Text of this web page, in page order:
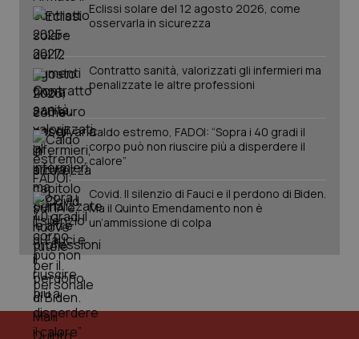
Eclissi solare del 12 agosto 2026, come
osservarla in sicurezza
Contratto sanità, valorizzati gli infermieri ma
penalizzate le altre professioni
Caldo estremo, FADOI: “Sopra i 40 gradi il
corpo può non riuscire più a disperdere il
calore”
Covid. Il silenzio di Fauci e il perdono di Biden.
Ma il Quinto Emendamento non è
un’ammissione di colpa
tracking-sites-ironfish-
tracking-enable
www.quotidianosanita.it
tracking-sites-ironfish-
session-id
_ga
1